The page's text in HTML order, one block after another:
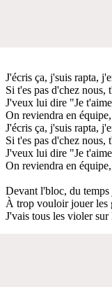
J'écris ça, j'suis rapta,
Si t'es pas d'chez nous,
J'veux lui dire "Je
On reviendra en
J'écris ça, j'suis rapta,
Si t'es pas d'chez nous,
J'veux lui dire "Je
On reviendra en
Devant l'bloc, du temps
À trop vouloir jouer les
J'vais tous les violer sur